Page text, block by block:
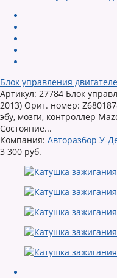
Блок управления
Артикул: 27784 Блок
2013) Ориг. номер:
эбу, мозги, контроллер
Состояние...
Компания: Авторазбор У-
3 300 руб.